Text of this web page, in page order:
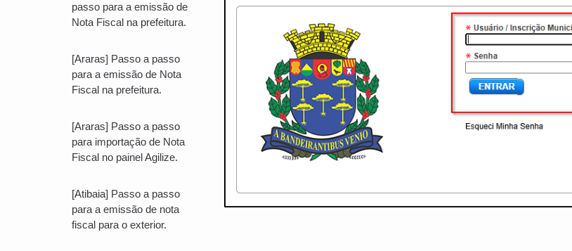
passo para a emissão de
Nota Fiscal na prefeitura.
[Araras] Passo a passo
para a emissão de Nota
Fiscal na prefeitura.
[Araras] Passo a passo
para importação de Nota
Fiscal no painel Agilize.
[Atibaia] Passo a passo
para a emissão de nota
fiscal para o exterior.